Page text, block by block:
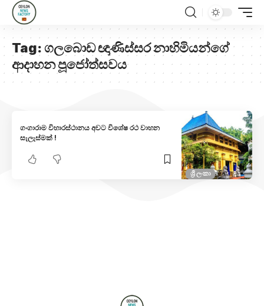
Tag: ගලබොඩ ඥාණිස්සර නාහිමියන්ගේ
ආදාහන පූජෝත්සවය
ශ්‍රී ලංකා
ගංගාරාම විහාරස්ථානය අවට විශේෂ රථ වාහන
සැලැස්මක් !